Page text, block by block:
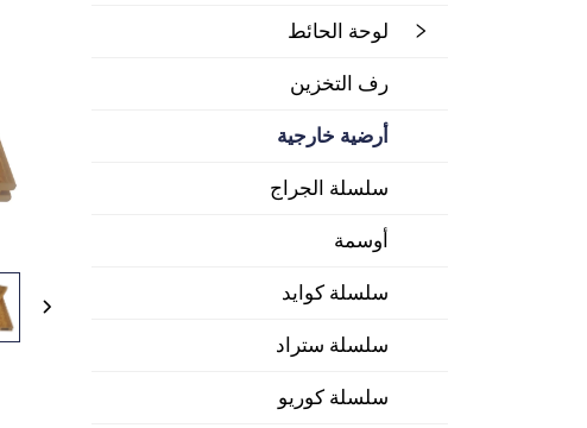
لوحة الحائط
رف التخزين
أرضية خارجية
سلسلة الجراج
أوسمة
سلسلة كوايد
سلسلة ستراد
سلسلة كوريو